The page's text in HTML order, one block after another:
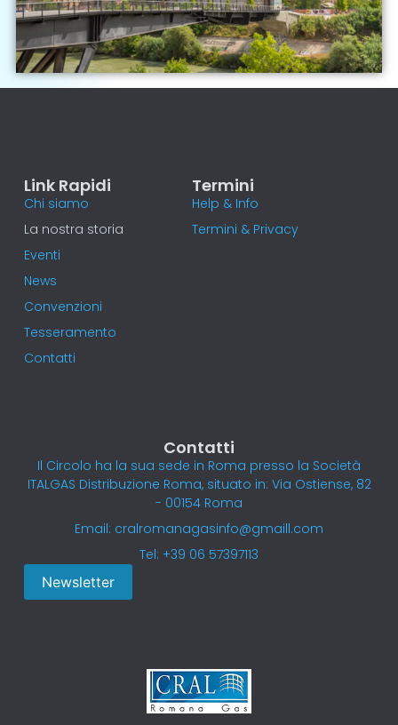
Link Rapidi
Chi siamo
La nostra storia
Eventi
News
Convenzioni
Tesseramento
Contatti
Termini
Help & Info
Termini & Privacy
Contatti
Il Circolo ha la sua sede in Roma presso la Società
ITALGAS Distribuzione Roma, situato in: Via Ostiense, 82
- 00154 Roma
Email: cralromanagasinfo@gmaill.com
Tel: +39 06 57397113
Newsletter